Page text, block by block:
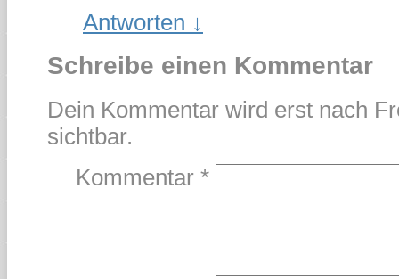
Antworten ↓
Schreibe einen Kommentar
Dein Kommentar wird erst nach
sichtbar.
Kommentar *